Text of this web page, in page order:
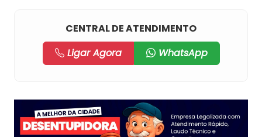
CENTRAL DE ATENDIMENTO
Ligar Agora
WhatsApp